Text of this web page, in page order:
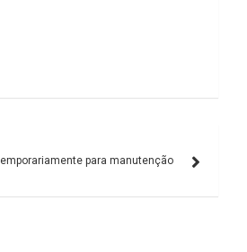
para manutenção